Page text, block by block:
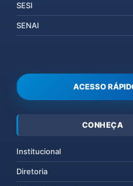
SESI
SENAI
ACESSO
CONHEÇA
Institucional
Diretoria